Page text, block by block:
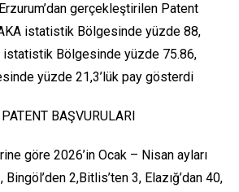
gerçekleştirilen Patent
istatistik Bölgesinde yüzde 88,
istatistik Bölgesinde yüzde 75.86,
yüzde 21,3’lük pay gösterdi
BAŞVURULARI
göre 2026’in Ocak – Nisan ayları
Bingöl’den 2,Bitlis’ten 3, Elazığ’dan 40,